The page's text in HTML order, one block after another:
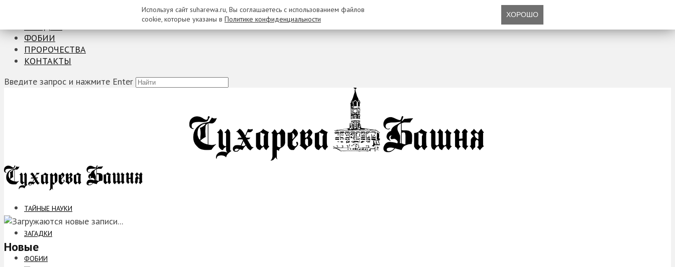
ФОБИИ
ПРОРОЧЕСТВА
КОНТАКТЫ
Введите запрос и нажмите Enter
ТАЙНЫЕ НАУКИ
ЗАГАДКИ
ФОБИИ
Новые
Используя сайт suharewa.ru, Вы соглашаетесь с использованием файлов
cookie, которые указаны в Политике конфиденциальности ХОРОШО